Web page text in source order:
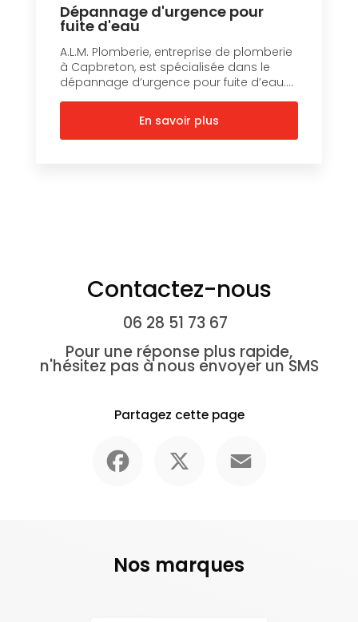
Dépannage d'urgence pour
fuite d'eau
A.L.M. Plomberie, entreprise de plomberie
à Capbreton, est spécialisée dans le
dépannage d’urgence pour fuite d’eau....
En savoir plus
Contactez-nous
06 28 51 73 67
Pour une réponse plus rapide,
n'hésitez pas à nous envoyer un SMS
Partagez cette page
Nos marques